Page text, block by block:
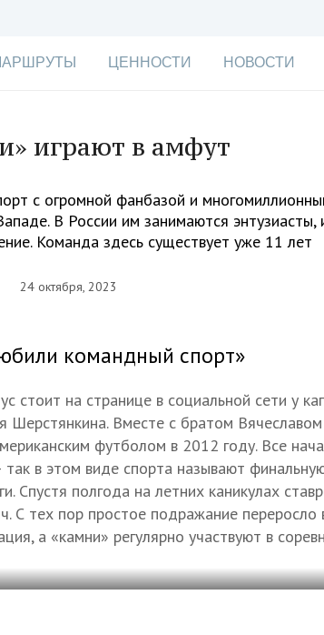
ЦЕННОСТИ НОВОСТИ
играют в амфут
с огромной фанбазой и
В России им занимаются энтузиасты,
Команда здесь существует уже 11 лет
24 октября, 2023
командный спорт»
стоит на странице в социальной сети у
Шерстянкина. Вместе с братом
футболом в 2012 году. Все
в этом виде спорта называют
Спустя полгода на летних каникулах
С тех пор простое подражание переросло
а «камни» регулярно участвуют в